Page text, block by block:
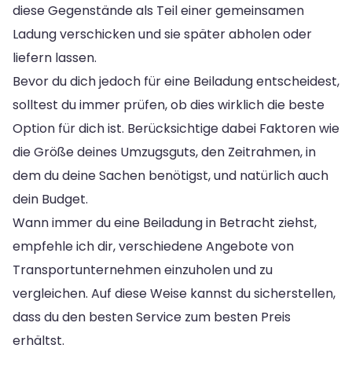
diese Gegenstände als Teil einer gemeinsamen
Ladung verschicken und sie später abholen oder
liefern lassen.
Bevor du dich jedoch für eine Beiladung entscheidest,
solltest du immer prüfen, ob dies wirklich die beste
Option für dich ist. Berücksichtige dabei Faktoren wie
die Größe deines Umzugsguts, den Zeitrahmen, in
dem du deine Sachen benötigst, und natürlich auch
dein Budget.
Wann immer du eine Beiladung in Betracht ziehst,
empfehle ich dir, verschiedene Angebote von
Transportunternehmen einzuholen und zu
vergleichen. Auf diese Weise kannst du sicherstellen,
dass du den besten Service zum besten Preis
erhältst.